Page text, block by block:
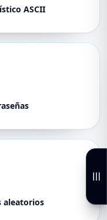
ASCII
aleatorios